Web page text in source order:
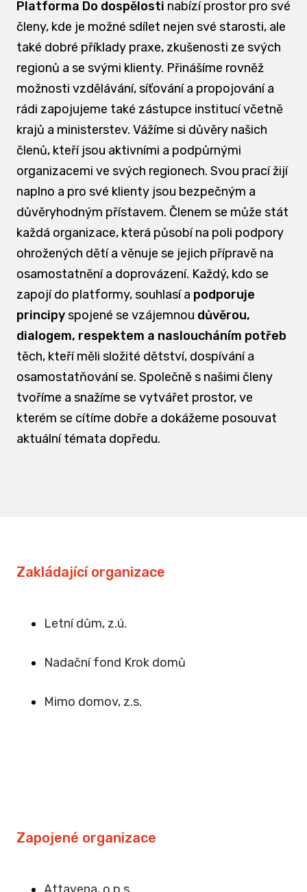
Platforma Do dospělosti nabízí prostor pro své
členy, kde je možné sdílet nejen své starosti, ale
také dobré příklady praxe, zkušenosti ze svých
regionů a se svými klienty. Přinášíme rovněž
možnosti vzdělávání, síťování a propojování a
rádi zapojujeme také zástupce institucí včetně
krajů a ministerstev. Vážíme si důvěry našich
členů, kteří jsou aktivními a podpůrnými
organizacemi ve svých regionech. Svou prací žijí
naplno a pro své klienty jsou bezpečným a
důvěryhodným přístavem. Členem se může stát
každá organizace, která působí na poli podpory
ohrožených dětí a věnuje se jejich přípravě na
osamostatnění a doprovázení. Každý, kdo se
zapojí do platformy, souhlasí a podporuje
principyspojené se vzájemnou důvěrou,
dialogem, respektem a nasloucháním potřeb
těch, kteří měli složité dětství, dospívání a
osamostatňování se. Společně s našimi členy
tvoříme a snažíme se vytvářet prostor, ve
kterém se cítíme dobře a dokážeme posouvat
aktuální témata dopředu.
Zakládající organizace
Letní dům, z.ú.
Nadační fond Krok domů
Mimo domov, z.s.
Zapojené organizace